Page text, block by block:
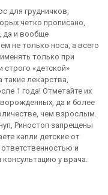
для грудничков,
четко прописано,
да и вообще
не только носа, а всего
только при
строго «детской»
лекарства,
1 года! Отметайте их
да и более
чем взрослым.
Риностоп запрещены
капли детские от
и
у врача.